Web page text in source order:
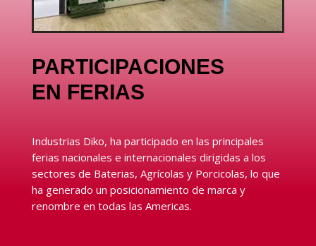
PARTICIPACIONES
EN FERIAS
Industrias Diko, ha participado en las principales
ferias nacionales e internacionales dirigidas a los
sectores de Baterias, Agrícolas y Porcicolas, lo que
ha generado un posicionamiento de marca y
renombre en todas las Americas.